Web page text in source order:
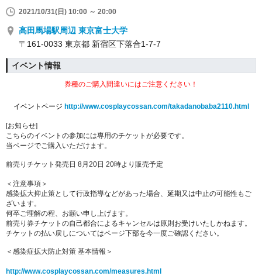
2021/10/31(日) 10:00 ～ 20:00
高田馬場駅周辺 東京富士大学
〒161-0033 東京都 新宿区下落合1-7-7
イベント情報
券種のご購入間違いにはご注意ください！
イベントページ http://www.cosplaycossan.com/takadanobaba2110.html
[お知らせ]
こちらのイベントの参加には専用のチケットが必要です。
当ページでご購入いただけます。
前売りチケット発売日 8月20日 20時より販売予定
＜注意事項＞
感染拡大抑止策として行政指導などがあった場合、延期又は中止の可能性もご
ざいます。
何卒ご理解の程、お願い申し上げます。
前売り券チケットの自己都合によるキャンセルは原則お受けいたしかねます。
チケットの払い戻しについてはページ下部を今一度ご確認ください。
＜感染症拡大防止対策 基本情報＞
http://www.cosplaycossan.com/measures.html